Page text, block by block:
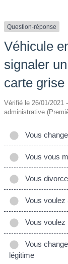
Question-réponse
Véhicule
signaler
carte grise
Vérifié le 26/01/2021
administrative
Vous
Vous vous
Vous
Vous voulez
Vous voulez
Vous
légitime